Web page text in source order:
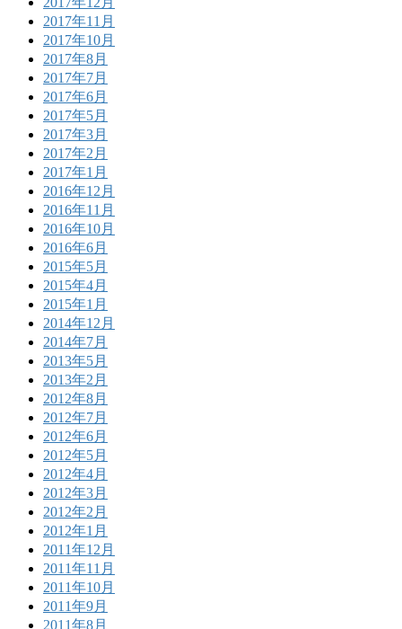
2017年11月
2017年10月
2017年8月
2017年7月
2017年6月
2017年5月
2017年3月
2017年2月
2017年1月
2016年12月
2016年11月
2016年10月
2016年6月
2015年5月
2015年4月
2015年1月
2014年12月
2014年7月
2013年5月
2013年2月
2012年8月
2012年7月
2012年6月
2012年5月
2012年4月
2012年3月
2012年2月
2012年1月
2011年12月
2011年11月
2011年10月
2011年9月
2011年8月